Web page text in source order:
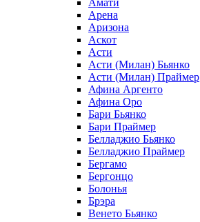
Арена
Аризона
Аскот
Асти
Асти (Милан) Бьянко
Асти (Милан) Праймер
Афина Аргенто
Афина Оро
Бари Бьянко
Бари Праймер
Белладжио Бьянко
Белладжио Праймер
Бергамо
Бергонцо
Болонья
Брэра
Венето Бьянко